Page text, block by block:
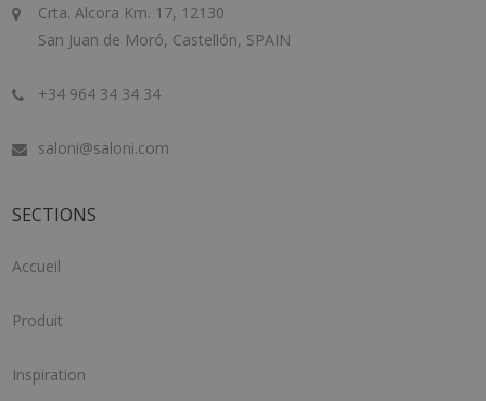
Crta. Alcora Km. 17, 12130
San Juan de Moró, Castellón, SPAIN
+34 964 34 34 34
saloni@saloni.com
SECTIONS
Accueil
Produit
Inspiration